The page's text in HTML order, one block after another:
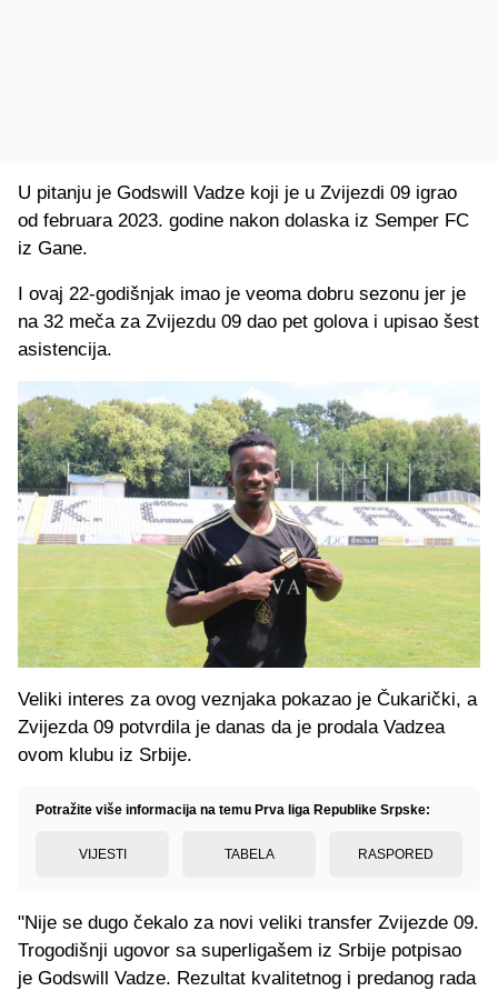
U pitanju je Godswill Vadze koji je u Zvijezdi 09 igrao
od februara 2023. godine nakon dolaska iz Semper FC
iz Gane.
I ovaj 22-godišnjak imao je veoma dobru sezonu jer je
na 32 meča za Zvijezdu 09 dao pet golova i upisao šest
asistencija.
Veliki interes za ovog veznjaka pokazao je Čukarički, a
Zvijezda 09 potvrdila je danas da je prodala Vadzea
ovom klubu iz Srbije.
Potražite više informacija na temu Prva liga Republike Srpske:
VIJESTI TABELA RASPORED
"Nije se dugo čekalo za novi veliki transfer Zvijezde 09.
Trogodišnji ugovor sa superligašem iz Srbije potpisao
je Godswill Vadze. Rezultat kvalitetnog i predanog rada